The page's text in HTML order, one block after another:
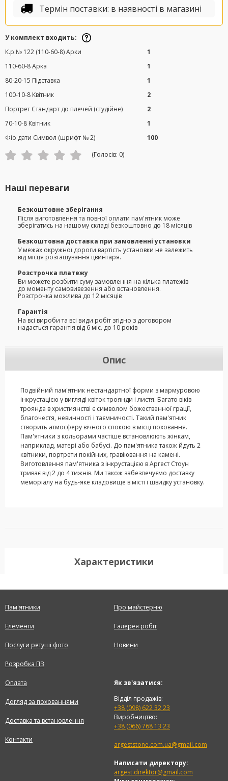
Термін поставки: в наявності в магазині
У комплект входить:
К.р.№ 122 (110-60-8) Арки
1
110-60-8 Арка
1
80-20-15 Підставка
1
100-10-8 Квітник
2
Портрет Стандарт до плечей (студійне)
2
70-10-8 Квітник
1
Фіо дати Символ (шрифт № 2)
100
(Голосів: 0)
Наші переваги
Безкоштовне зберігання
Після виготовлення та повної оплати пам'ятник може
зберігатись на нашому складі безкоштовно до 18 місяців
Безкоштовна доставка при замовленні установки
У межах окружної дороги вартість установки не залежить
від місця розташування цвинтаря.
Розстрочка платежу
Ви можете розбити суму замовлення на кілька платежів
до моменту самовивезення або встановлення.
Розстрочка можлива до 12 місяців
Гарантія
На всі вироби та всі види робіт згідно з договором
надається гарантія від 6 міс. до 10 років
Опис
Подвійний пам'ятник нестандартної форми з мармуровою
інкрустацією у вигляді квіток троянди і листя. Багато віків
троянда в християнстві є символом божественної грації,
благочестя, невинності і таємничості. Такий пам'ятник
створить атмосферу вічного спокою в місці поховання.
Пам'ятники з кольорами частіше встановлюють жінкам,
наприклад, матері або бабусі. До пам'ятника також йдуть 2
квітники, портрети покійних, гравіювання на камені.
Виготовлення пам'ятника з інкрустацією в Аргест Стоун
триває від 2 до 4 тижнів. Ми також забезпечуємо доставку
меморіалу на будь-яке кладовище в місті і швидку установку.
Характеристики
Пам'ятники
Елементи
Послуги ретуші фото
Розробка ПЗ
Про майстерню
Галерея робіт
Новини
Оплата
Догляд за похованнями
Доставка та встановлення
Контакти
Як зв'язатися:
Відділ продажів:
+38 (098) 622 32 23
Виробництво:
+38 (066) 768 13 23
argeststone.com.ua@gmail.com
Написати директору:
argest.direktor@gmail.com